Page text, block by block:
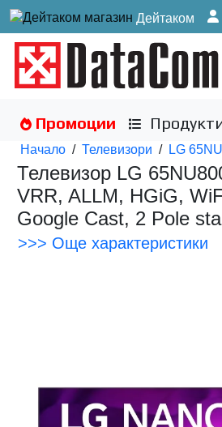
Дейтаком
Промоции
Начало / Телевизори / LG
Телевизор LG
VRR, ALLM, HGiG,
Google Cast, 2 Pole
>>> Още характеристики